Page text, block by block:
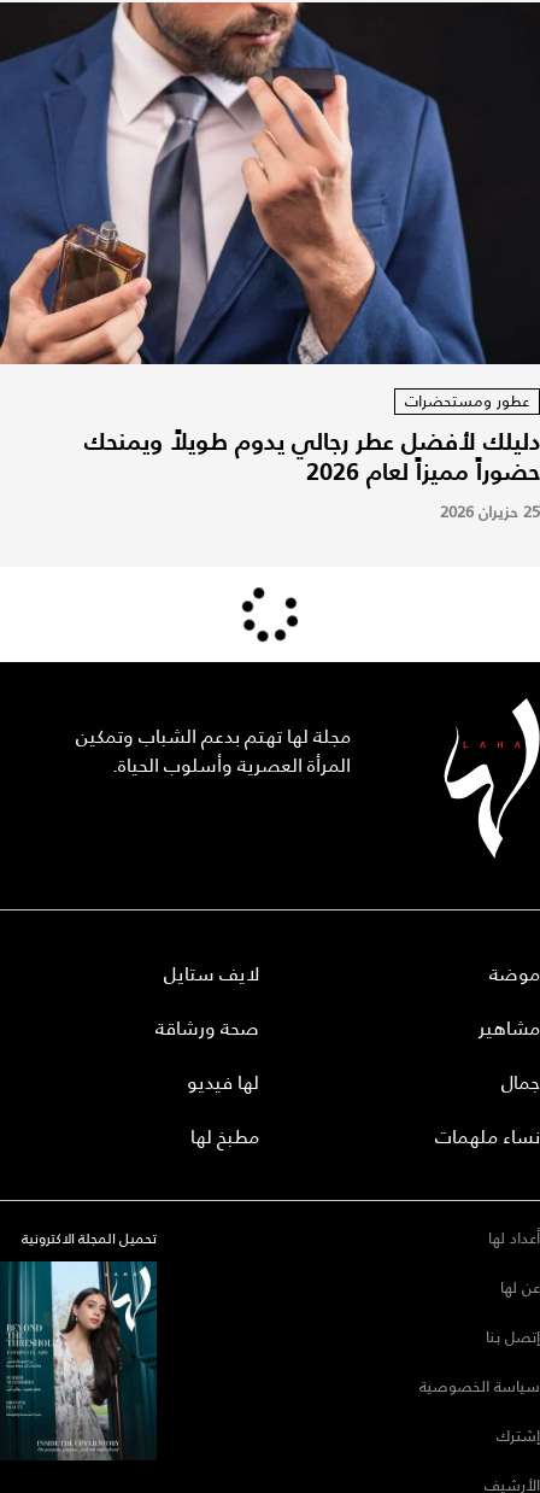
عطور ومستحضرات
دليلك لأفضل عطر رجالي يدوم طويلاً ويمنحك
حضوراً مميزاً لعام 2026
25 حزيران 2026
مجلة لها تهتم بدعم الشباب وتمكين
المرأة العصرية وأسلوب الحياة.
موضة
مشاهير
جمال
نساء ملهمات
لايف ستايل
صحة ورشاقة
لها فيديو
مطبخ لها
أعداد لها
عن لها
إتصل بنا
سياسة الخصوصية
إشترك
الأرشيف
تحميل المجلة الاكترونية